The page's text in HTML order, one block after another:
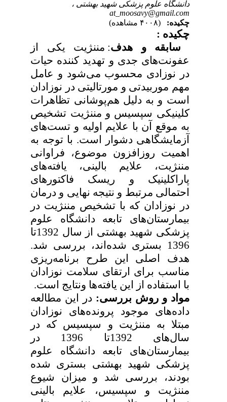
دانشگاه علوم پزشکی شهید بهشتی ،
at_moosavy@gmail.com
چکیده:
چکیده :
سابقه و هدف: مننژیت یکی از
عفونت‌های جدی و تهدید کننده حیات
در نوزادی محسوب می‌شود و عامل
مهم موربیدتی و مورتالیتی در نوزادان
است و به دلیل هم‌پوشانی تظاهرات
کلینیکی سپسیس و مننژیت تشخیص
به موقع آن با علایم اولیه و تست‌های
آزمایشگاهی دشوار است. با توجه به
اهمیت روزافزون موضوع، فراوانی
مننژیت، علایم بالینی، یافته‌های
پاراکلینیک و ریسک فاکتورهای
احتمالی مرتبط و نتیجه نهایی و درمان
در نوزادان که با تشخیص مننژیت در
بیمارستان‌های تابعه دانشگاه علوم
پزشکی شهید بهشتی از سال 1392تا
1396 بستری شده‌اند، بررسی شد.
هدف اصلی این طرح برنامه‌ریزی
مناسب برای ارتقای سلامت نوزادان
با استفاده از این یافته‌ها ونتایج است.
مواد و روش بررسی:در این مطالعه
داده‌های موجود پرونده‌های نوزادان
مبتلا به مننژیت و سپسیس که در
سال‌های 1392تا 1396 در
بیمارستان‌های تابعه دانشگاه علوم
پزشکی شهید بهشتی بستری شده
بودند، بررسی شد و میزان شیوع
مننژیت و سپسیس، علایم بالینی